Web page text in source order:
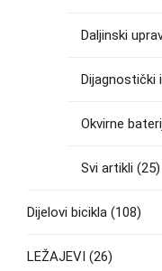
Daljinski
Dijagnostički
Okvirne
Svi artikli (25)
Dijelovi bicikla (108)
LEŽAJEVI (26)